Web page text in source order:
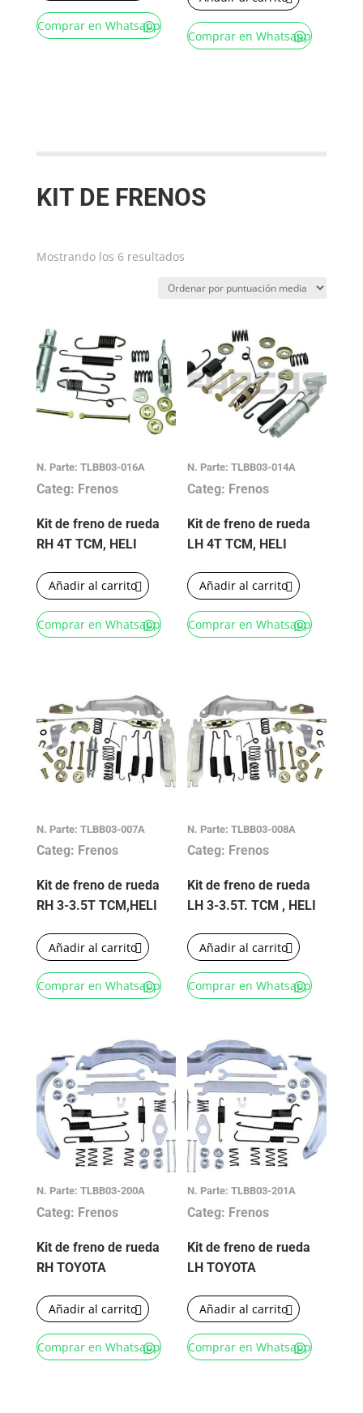
Comprar en Whatsapp
Comprar en Whatsapp
KIT DE FRENOS
Mostrando los 6 resultadosOrdenado
puntuación
N. Parte: TLBB03-016A
Categ: Frenos
Kit de freno de rueda
RH 4T TCM, HELI
Añadir al carrito
Comprar en Whatsapp
N. Parte: TLBB03-014A
Categ: Frenos
Kit de freno de rueda
LH 4T TCM, HELI
Añadir al carrito
Comprar en Whatsapp
N. Parte: TLBB03-007A
Categ: Frenos
Kit de freno de rueda
RH 3-3.5T TCM,HELI
Añadir al carrito
Comprar en Whatsapp
N. Parte: TLBB03-008A
Categ: Frenos
Kit de freno de rueda
LH 3-3.5T. TCM , HELI
Añadir al carrito
Comprar en Whatsapp
N. Parte: TLBB03-200A
Categ: Frenos
Kit de freno de rueda
RH TOYOTA
Añadir al carrito
Comprar en Whatsapp
N. Parte: TLBB03-201A
Categ: Frenos
Kit de freno de rueda
LH TOYOTA
Añadir al carrito
Comprar en Whatsapp